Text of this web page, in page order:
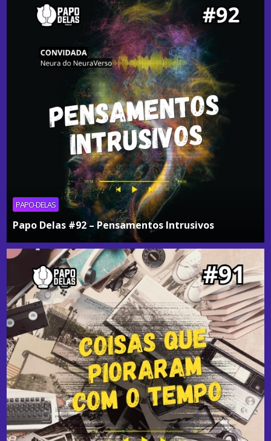
PAPO-DELAS
Papo Delas #92 – Pensamentos Intrusivos